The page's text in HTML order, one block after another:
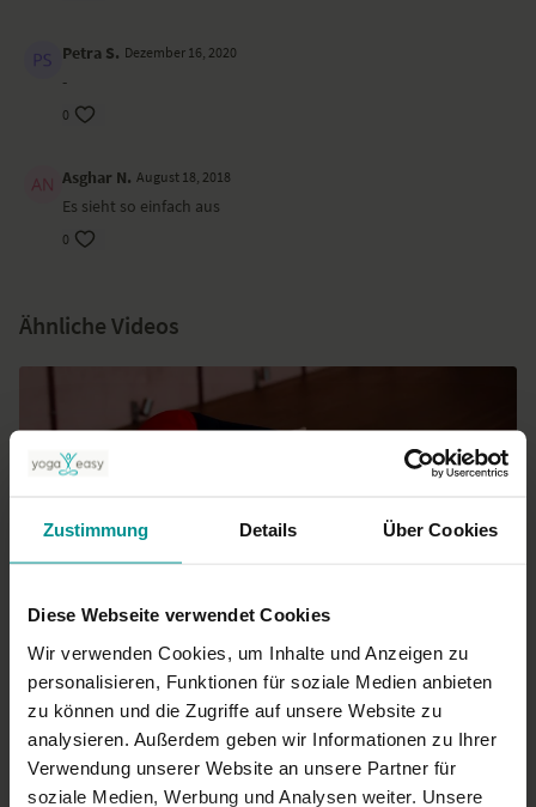
Zustimmung Details Über Cookies
Diese Webseite verwendet Cookies
Wir verwenden Cookies, um Inhalte und Anzeigen zu
personalisieren, Funktionen für soziale Medien anbieten
zu können und die Zugriffe auf unsere Website zu
analysieren. Außerdem geben wir Informationen zu Ihrer
Verwendung unserer Website an unsere Partner für
soziale Medien, Werbung und Analysen weiter. Unsere
Petra S. Dezember 16, 2020
-
0
Asghar N. August 18, 2018
Es sieht so einfach aus
0
Ähnliche Videos
Tutorial: Asana Seitliche Krähe (Parsva Kakasana)
Fortgeschrittene | Vinyasa Yoga